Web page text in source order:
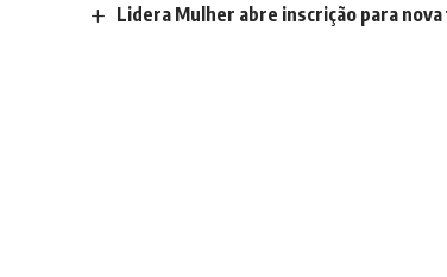
Lidera Mulher abre inscrição para